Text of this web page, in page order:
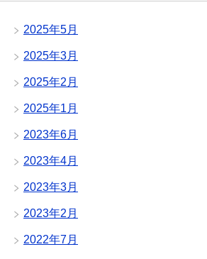
2025年5月
2025年3月
2025年2月
2025年1月
2023年6月
2023年4月
2023年3月
2023年2月
2022年7月